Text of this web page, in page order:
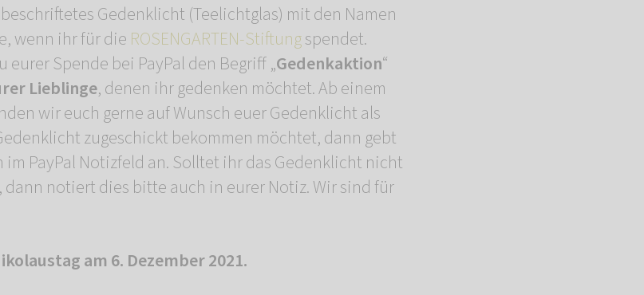
Gedenklicht (Teelichtglas) mit den Namen
wenn ihr für die ROSENGARTEN-Stiftungspendet.
Spende bei PayPal den Begriff „Gedenkaktion“
Lieblinge, denen ihr gedenken möchtet. Ab einem
wir euch gerne auf Wunsch euer Gedenklicht als
zugeschickt bekommen möchtet, dann gebt
PayPal Notizfeld an. Solltet ihr das Gedenklicht nicht
notiert dies bitte auch in eurer Notiz. Wir sind für
am 6. Dezember 2021.